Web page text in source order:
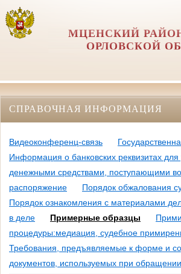
МЦЕНСКИЙ
ОРЛОВCКОЙ
СПРАВОЧНАЯ ИНФОРМАЦИЯ
Видеоконференц-связь
Информация о банковских реквизитах
денежными средствами, поступающими
распоряжение
Порядок обжалования
Порядок ознакомления с материалами
в деле
Примерные образцы
процедуры:медиация, судебное
Требования, предъявляемые к форме и
документов, используемых при